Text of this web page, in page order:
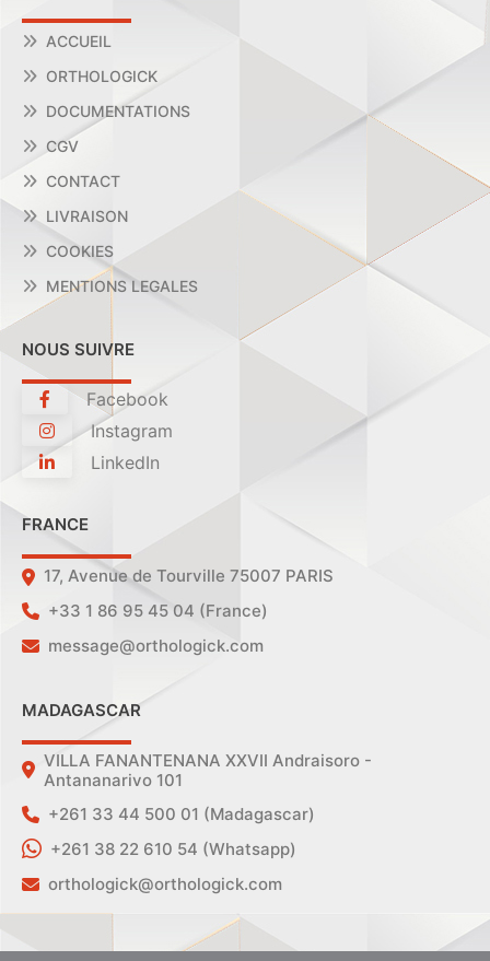
ACCUEIL
ORTHOLOGICK
DOCUMENTATIONS
CGV
CONTACT
LIVRAISON
COOKIES
MENTIONS LEGALES
NOUS SUIVRE
Facebook
Instagram
LinkedIn
FRANCE
17, Avenue de Tourville 75007 PARIS
+33 1 86 95 45 04 (France)
message@orthologick.com
MADAGASCAR
VILLA FANANTENANA XXVII Andraisoro -
Antananarivo 101
+261 33 44 500 01 (Madagascar)
+261 38 22 610 54 (Whatsapp)
orthologick@orthologick.com